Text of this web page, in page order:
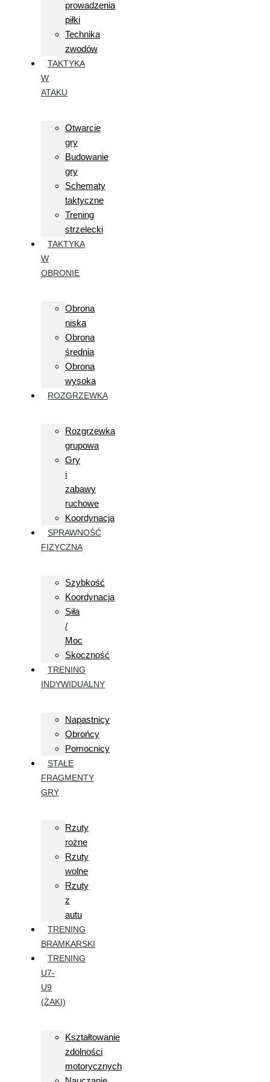
prowadzenia
piłki
Technika
zwodów
TAKTYKA
W
ATAKU
Otwarcie
gry
Budowanie
gry
Schematy
taktyczne
Trening
strzelecki
TAKTYKA
W
OBRONIE
Obrona
niska
Obrona
średnia
Obrona
wysoka
ROZGRZEWKA
Rozgrzewka
grupowa
Gry
i
zabawy
ruchowe
Koordynacja
SPRAWNOŚĆ
FIZYCZNA
Szybkość
Koordynacja
Siła
/
Moc
Skoczność
TRENING
INDYWIDUALNY
Napastnicy
Obrońcy
Pomocnicy
STAŁE
FRAGMENTY
GRY
Rzuty
rożne
Rzuty
wolne
Rzuty
z
autu
TRENING
BRAMKARSKI
TRENING
U7-
U9
(ŻAKI)
Kształtowanie
zdolności
motorycznych